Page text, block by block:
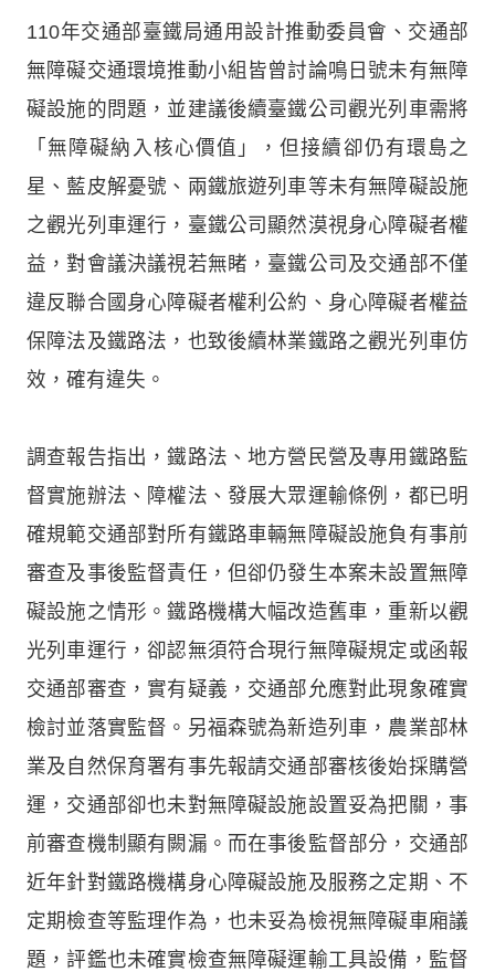
110年交通部臺鐵局通用設計推動委員會、交通部
無障礙交通環境推動小組皆曾討論鳴日號未有無障
礙設施的問題，並建議後續臺鐵公司觀光列車需將
「無障礙納入核心價值」，但接續卻仍有環島之
星、藍皮解憂號、兩鐵旅遊列車等未有無障礙設施
之觀光列車運行，臺鐵公司顯然漠視身心障礙者權
益，對會議決議視若無睹，臺鐵公司及交通部不僅
違反聯合國身心障礙者權利公約、身心障礙者權益
保障法及鐵路法，也致後續林業鐵路之觀光列車仿
效，確有違失。
調查報告指出，鐵路法、地方營民營及專用鐵路監
督實施辦法、障權法、發展大眾運輸條例，都已明
確規範交通部對所有鐵路車輛無障礙設施負有事前
審查及事後監督責任，但卻仍發生本案未設置無障
礙設施之情形。鐵路機構大幅改造舊車，重新以觀
光列車運行，卻認無須符合現行無障礙規定或函報
交通部審查，實有疑義，交通部允應對此現象確實
檢討並落實監督。另福森號為新造列車，農業部林
業及自然保育署有事先報請交通部審核後始採購營
運，交通部卻也未對無障礙設施設置妥為把關，事
前審查機制顯有闕漏。而在事後監督部分，交通部
近年針對鐵路機構身心障礙設施及服務之定期、不
定期檢查等監理作為，也未妥為檢視無障礙車廂議
題，評鑑也未確實檢查無障礙運輸工具設備，監督